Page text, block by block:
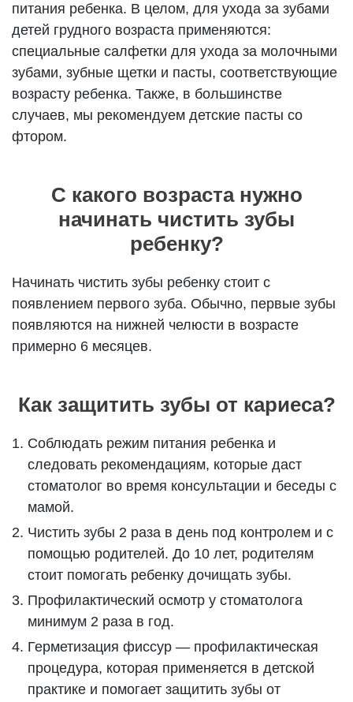
питания ребенка. В целом, для ухода за зубами
детей грудного возраста применяются:
специальные салфетки для ухода за молочными
зубами, зубные щетки и пасты, соответствующие
возрасту ребенка. Также, в большинстве
случаев, мы рекомендуем детские пасты со
фтором.
С какого возраста нужно
начинать чистить зубы
ребенку?
Начинать чистить зубы ребенку стоит с
появлением первого зуба. Обычно, первые зубы
появляются на нижней челюсти в возрасте
примерно 6 месяцев.
Как защитить зубы от кариеса?
Соблюдать режим питания ребенка и
следовать рекомендациям, которые даст
стоматолог во время консультации и беседы с
мамой.
Чистить зубы 2 раза в день под контролем и с
помощью родителей. До 10 лет, родителям
стоит помогать ребенку дочищать зубы.
Профилактический осмотр у стоматолога
минимум 2 раза в год.
Герметизация фиссур — профилактическая
процедура, которая применяется в детской
практике и помогает защитить зубы от